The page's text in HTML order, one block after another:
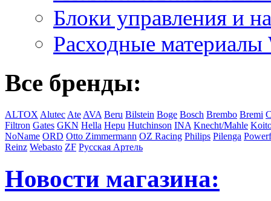
Блоки управления и
Расходные
Все бренды:
ALTOX Alutec Ate AVA Beru Bilstein Boge Bosch Brembo Bremi
Filtron Gates GKN Hella Hepu Hutchinson INA Knecht/Mahle
NoName ORD Otto Zimmermann OZ Racing Philips Pilenga
Reinz Webasto ZF Русская Артель
Новости магазина: